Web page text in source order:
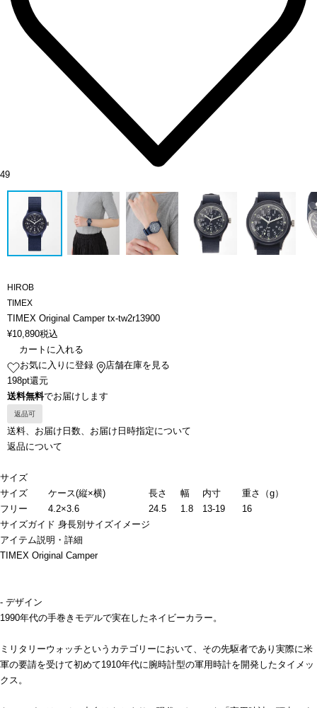
49
HIROB
TIMEX
TIMEX Original Camper tx-tw2r13900
¥10,890税込
カートに入れる
お気に入りに登録
店舗在庫を見る
198pt還元
送料無料でお届けします
返品可
送料、お届け日数、お届け日時指定について
返品について
サイズ
サイズ
ケース(縦×横) 長さ 幅 内寸
重さ（g）
フリー
4.2×3.6 24.5 1.8 13-19
16
サイズガイド 身長別サイズイメージ
アイテム説明・詳細
TIMEX Original Camper
- デザイン
1990年代の手巻きモデルで実在したネイビーカラー。
ミリタリーウォッチというカテゴリーにおいて、その先駆者であり実際に米
軍の要請を受けて初めて1910年代に腕時計型の軍用時計を開発したタイメッ
クス。